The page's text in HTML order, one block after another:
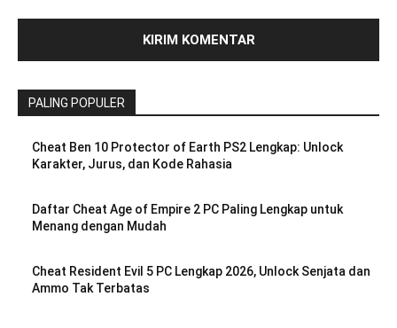
PALING POPULER
Cheat Ben 10 Protector of Earth PS2 Lengkap: Unlock
Karakter, Jurus, dan Kode Rahasia
Daftar Cheat Age of Empire 2 PC Paling Lengkap untuk
Menang dengan Mudah
Cheat Resident Evil 5 PC Lengkap 2026, Unlock Senjata dan
Ammo Tak Terbatas